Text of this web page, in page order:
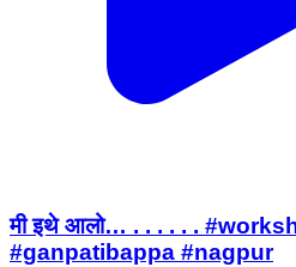
मी इथे आलो… . . . . . .
#ganpatibappa #nagpur